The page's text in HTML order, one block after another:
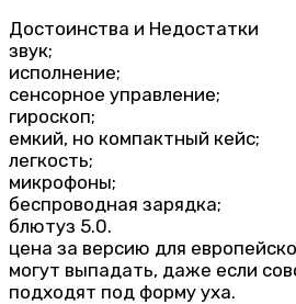
Достоинства и Недостатки
звук;
исполнение;
сенсорное управление;
гироскоп;
емкий, но компактный кейс;
легкость;
микрофоны;
беспроводная зарядка;
блютуз 5.0.
цена за версию для
могут выпадать, даже если
подходят под форму уха.